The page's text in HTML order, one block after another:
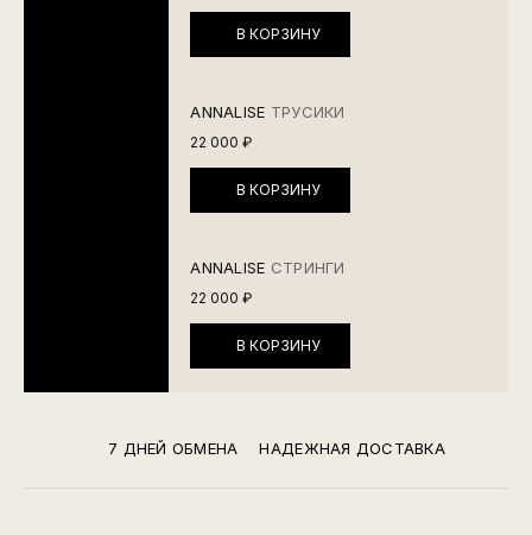
В КОРЗИНУ
ANNALISE ТРУСИКИ
22 000 ₽
В КОРЗИНУ
ANNALISE СТРИНГИ
22 000 ₽
В КОРЗИНУ
7 ДНЕЙ ОБМЕНА НАДЕЖНАЯ ДОСТАВКА